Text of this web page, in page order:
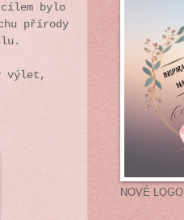
bylo
přírody
výlet,
NOVÉ LOGO